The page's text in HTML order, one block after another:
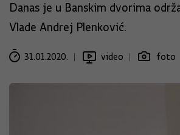
Danas je u Banskim dvorima
Vlade Andrej Plenković.
31.01.2020. video foto